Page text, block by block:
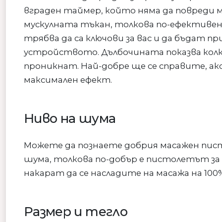
вграден таймер, който няма да повреди
мускулната тъкан, толкова по-
трябва да са ключови за вас и да бъдат
устройството. Дълбочината показва
проникнат. Най-добре ще се справите,
максимален ефект.
Ниво на шума
Можете да познаете добрия масажен
шума, толкова по-добър е пистолетът
накарат да се насладите на масажа на
Размер и тегло